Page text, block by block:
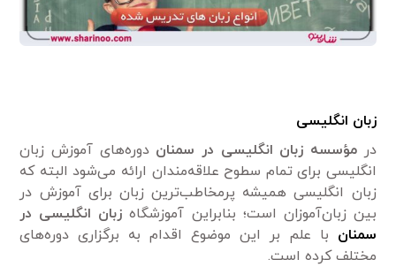
زبان انگلیسی
درمؤسسه زبان انگلیسی در سمنان دوره‌های آموزش زبان
انگلیسی برای تمام سطوح علاقه‌مندان ارائه می‌شود البته که
زبان انگلیسی همیشه پرمخاطب‌ترین زبان برای آموزش در
بین زبان‌آموزان است؛ بنابراین آموزشگاه زبان انگلیسی در
سمنان با علم بر این موضوع اقدام به برگزاری دوره‌های
مختلف کرده است.